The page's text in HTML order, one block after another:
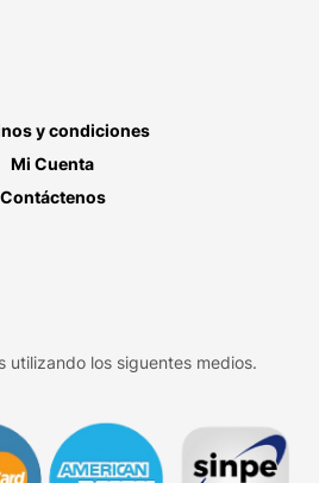
y condiciones
Mi Cuenta
Contáctenos
utilizando los siguentes medios.